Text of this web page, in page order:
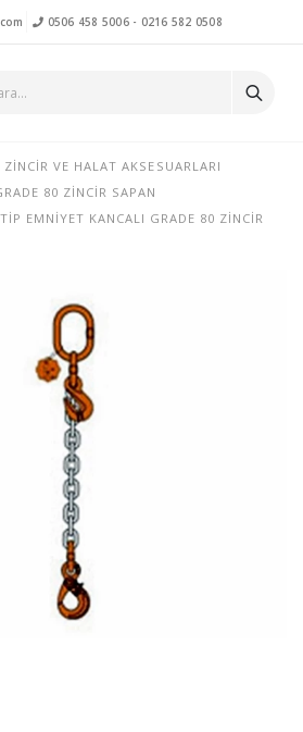
0506 458 5006- 0216 582 0508
ZINCIR VE HALAT AKSESUARLARI
80 ZINCIR SAPAN
EMNIYET KANCALI GRADE 80 ZINCIR